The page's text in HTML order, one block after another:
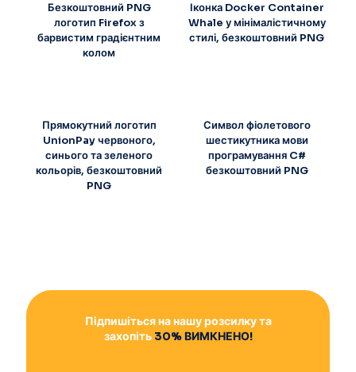
Безкоштовний PNG
логотип Firefox з
барвистим градієнтним
колом
Іконка Docker Container
Whale у мінімалістичному
стилі, безкоштовний PNG
Прямокутний логотип
UnionPay червоного,
синього та зеленого
кольорів, безкоштовний
PNG
Символ фіолетового
шестикутника мови
програмування C#
безкоштовний PNG
Підпишіться на нашу розсилку та
захопіть30% ВИМКНЕНО!